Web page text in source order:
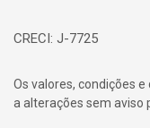
CRECI: J-7725
Os valores, condições
a alterações sem aviso